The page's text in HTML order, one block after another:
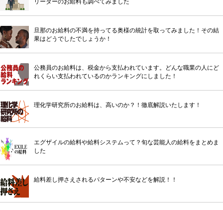
リーダーのお給料も調べてみました
旦那のお給料の不満を持ってる奥様の統計を取ってみました！その結
果はどうでしたでしょうか！
公務員のお給料は、税金から支払われています。どんな職業の人にど
れくらい支払われているのかランキングにしました！
理化学研究所のお給料は、高いのか？！徹底解説いたします！
エグザイルの給料や給料システムって？旬な芸能人の給料をまとめま
した
給料差し押さえされるパターンや不安などを解説！！